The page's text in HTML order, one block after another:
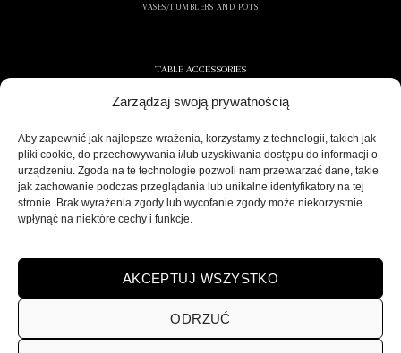
Zarządzaj swoją prywatnością
Aby zapewnić jak najlepsze wrażenia, korzystamy z technologii, takich jak
pliki cookie, do przechowywania i/lub uzyskiwania dostępu do informacji o
urządzeniu. Zgoda na te technologie pozwoli nam przetwarzać dane, takie
jak zachowanie podczas przeglądania lub unikalne identyfikatory na tej
stronie. Brak wyrażenia zgody lub wycofanie zgody może niekorzystnie
wpłynąć na niektóre cechy i funkcje.
AKCEPTUJ WSZYSTKO
ODRZUĆ
VASES/TUMBLERS AND POTS
TABLE ACCESSORIES
CONTAINERS AND NAPKINS
COOLERS/ICE CONTAINERS
SALT/PEPPER SHAKERS
SECURE DELIVERY